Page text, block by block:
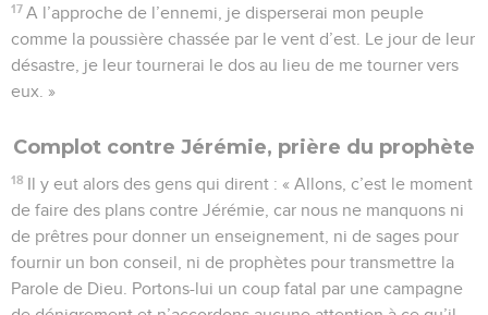
17 A l’approche de l’ennemi, je disperserai mon peuple
comme la poussière chassée par le vent d’est. Le jour de leur
désastre, je leur tournerai le dos au lieu de me tourner vers
eux. »
Complot contre Jérémie, prière du prophète
18 Il y eut alors des gens qui dirent : « Allons, c’est le moment
de faire des plans contre Jérémie, car nous ne manquons ni
de prêtres pour donner un enseignement, ni de sages pour
fournir un bon conseil, ni de prophètes pour transmettre la
Parole de Dieu. Portons-lui un coup fatal par une campagne